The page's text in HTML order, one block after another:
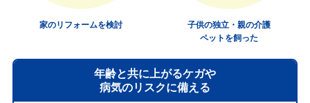
家のリフォームを検討
子供の独立・親の介護
ペットを飼った
年齢と共に上がるケガや
病気のリスクに備える